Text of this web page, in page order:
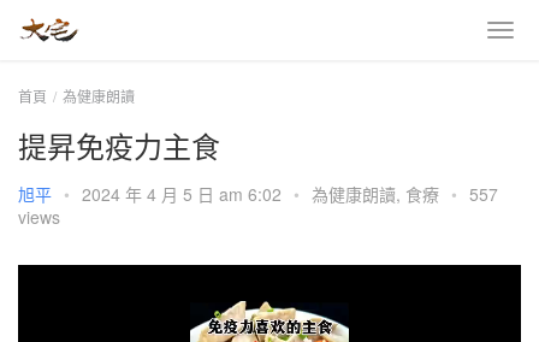
首頁 為健康朗讀
提昇免疫力主食
旭平 • 2024 年 4 月 5 日 am 6:02 • 為健康朗讀, 食療 • 557
views